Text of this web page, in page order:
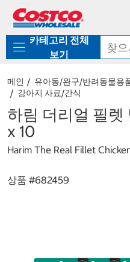
로
기
가
카테고리 전체
보기
메인 유아동/완구/반려동물용
강아지 사료/간식
하림 더리얼 필
x 10
Harim The Real Fillet
상품 #682459